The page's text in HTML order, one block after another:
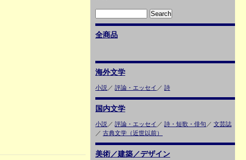
全商品
海外文学
小説／ 評論・エッセイ ／ 詩
国内文学
小説／ 評論・エッセイ ／ 詩・短歌・俳句 ／ 文芸誌
／ 古典文学（近世以前）
美術／建築／デザイン